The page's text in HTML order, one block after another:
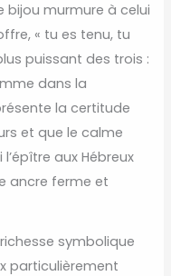
bijou murmure à celui
« tu es tenu, tu
puissant des trois :
dans la
la certitude
et que le calme
aux Hébreux
ancre ferme et
symbolique
particulièrement